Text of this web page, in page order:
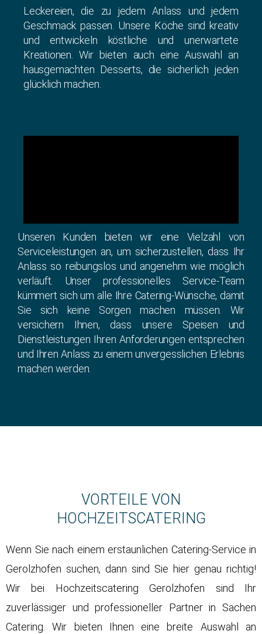
Leckereien, die zu jedem Anlass und jedem
Geschmack passen. Unsere Köche sind kreativ
und entwickeln köstliche und unerwartete
Kreationen. Wir bieten auch eine Auswahl an
hausgemachten Desserts, die sicherlich jeden
glücklich machen.
Unseren Kunden bieten wir eine Vielzahl von
Serviceleistungen an, um sicherzustellen, dass Ihr
Anlass so reibungslos und angenehm wie möglich
verläuft. Unser professionelles Service-Team
kümmert sich um alle Ihre Catering-Wünsche, damit
Sie sich keine Sorgen machen müssen. Wir
versichern Ihnen, dass unsere Speisen und
Dienstleistungen Ihren Anforderungen entsprechen
und Ihren Anlass zu einem unvergesslichen Erlebnis
machen werden.
VORTEILE VON
HOCHZEITSCATERING
Wenn Sie nach einem erstaunlichen Catering-Service in
Gerolzhofen suchen, dann sind Sie hier genau richtig!
Wir bei Hochzeitscatering Gerolzhofen sind Ihr
zuverlässiger und professioneller Partner in Sachen
Catering. Wir bieten Ihnen eine breite Auswahl an